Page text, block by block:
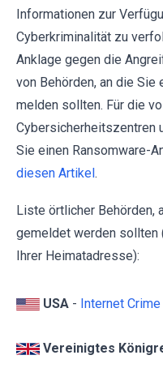
Informationen zur
Cyberkriminalität zu
Anklage gegen die
von Behörden, an die
melden sollten. Für die
Cybersicherheitszentren
Sie einen Ransomware-
diesen Artikel.
Liste örtlicher Behörden,
gemeldet werden sollten
Ihrer Heimatadresse):
USA - Internet
Vereinigtes